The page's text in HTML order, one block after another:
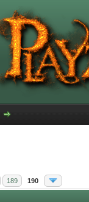
189 190